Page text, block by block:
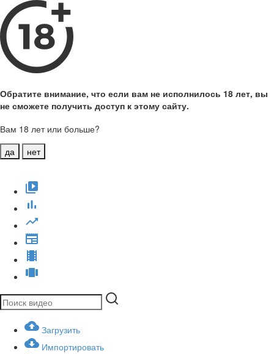
Обратите внимание, что если вам не исполнилось 18 лет, вы
не сможете получить доступ к этому сайту.
Вам 18 лет или больше?
да
нет
Загрузить
Импортировать